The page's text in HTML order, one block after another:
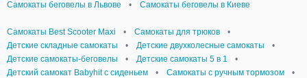
Самокаты беговелы в Львове
• Самокаты беговелы в Киеве
Самокаты Best Scooter Maxi • Самокаты для трюков
•
Детские складные самокаты
• Детские двухколесные самокаты
•
Детские самокаты-беговелы
• Детские самокаты 5 в 1
•
Детский самокат Babyhit с сиденьем
• Самокаты с ручным тормозом
•